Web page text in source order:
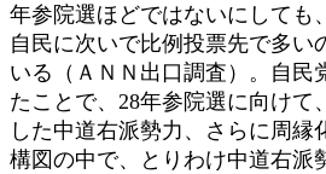
年参院選ほどではないにしても
自民に次いで比例投票先で多い
いる（ＡＮＮ出口調査）。自民
たことで、28年参院選に向けて
した中道右派勢力、さらに周縁
構図の中で、とりわけ中道右派